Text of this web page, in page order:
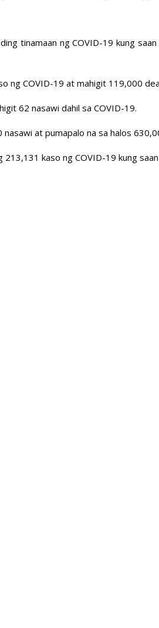
tinamaan ng COVID-19 kung
ng COVID-19 at mahigit 119,000
62 nasawi dahil sa COVID-19.
at pumapalo na sa halos
kaso ng COVID-19 kung